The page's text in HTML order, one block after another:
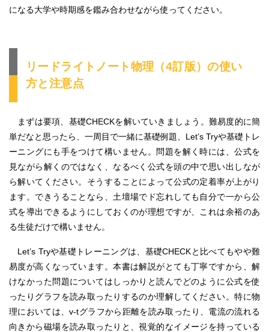
になる大学や時期感を鑑み合わせながら使ってください。
リードライトノート物理（4訂版）の使い
方と注意点
まずは要項、基礎CHECKを解いていきましょう。難易度的に簡
単だなと思ったら、一周目で一緒に基礎例題、Let’s Tryや基礎トレ
ーニングにも手をつけて構いません。問題を解く時には、公式を
見ながら解くのではなく、なるべく公式を頭の中で思い出しなが
ら解いてください。そうすることによって公式の定着率が上がり
ます。できうることなら、土壇場でド忘れしても自分で一から公
式を導出できるようにしておくのが理想ですが、これは余裕のあ
る生徒だけで構いません。
Let’s Tryや基礎トレーニングは、基礎CHECKと比べてもやや難
易度が高くなっています。本書は解説がとても丁寧ですから、解
けなかった問題についてはしっかりと読んでどのように公式を使
ったりグラフを読み取ったりするのか理解してください。特に物
理においては、v-tグラフから距離を読み取ったり、電流の流れる
向きから磁場を読み取ったりと、視覚的なイメージを持っている